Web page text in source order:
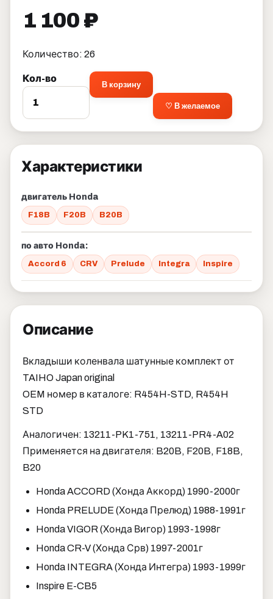
1 100 ₽
Количество: 26
Кол-во
В корзину
♡ В желаемое
Характеристики
двигатель Honda
F18B F20B B20B
по авто Honda:
Accord 6 CRV Prelude Integra Inspire
Описание
Вкладыши коленвала шатунные комплект от
TAIHO Japan original
OEM номер в каталоге: R454H-STD, R454H
STD
Аналогичен: 13211-PK1-751, 13211-PR4-A02
Применяется на двигателя: B20B, F20B, F18B,
B20
Honda ACCORD (Хонда Аккорд) 1990-2000г
Honda PRELUDE (Хонда Прелюд) 1988-1991г
Honda VIGOR (Хонда Вигор) 1993-1998г
Honda CR-V (Хонда Срв) 1997-2001г
Honda INTEGRA (Хонда Интегра) 1993-1999г
Inspire E-CB5